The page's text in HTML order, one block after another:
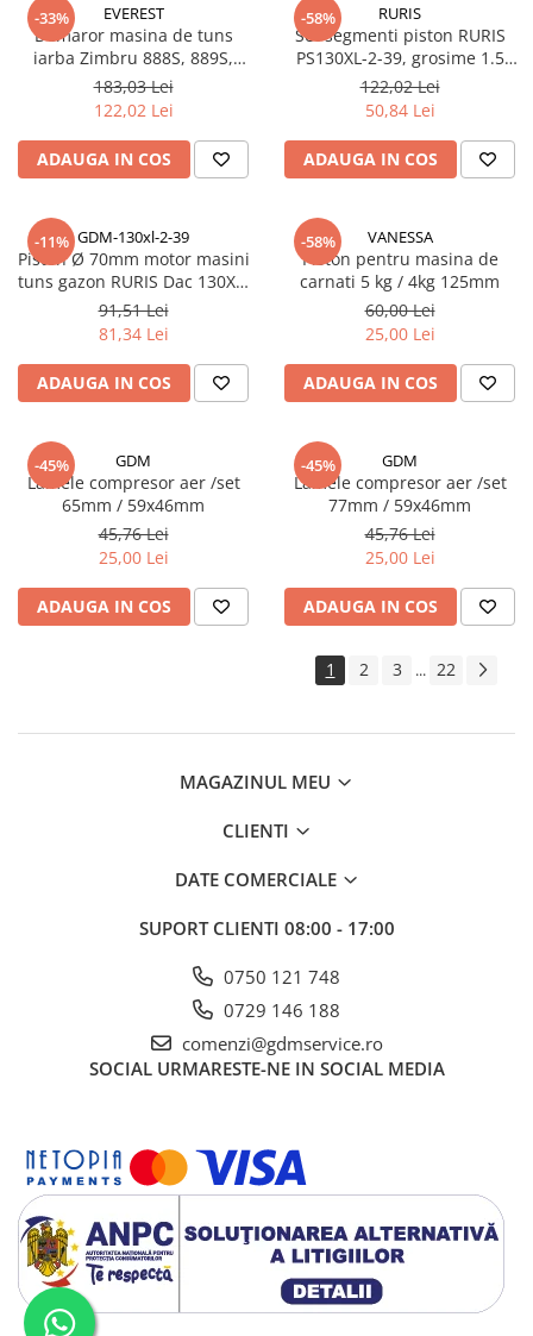
-33% EVEREST
Demaror masina de tuns
iarba Zimbru 888S, 889S,
DAC100XL, Atlet 909
183,03 Lei
122,02 Lei
ADAUGA IN COS
-58% RURIS
Set segmenti piston RURIS
PS130XL-2-39, grosime 1.5
mm, pentru masina de tuns
iarba Ruris DAC 130XL
122,02 Lei
50,84 Lei
ADAUGA IN COS
-11% GDM-130xl-2-39
Piston Ø 70mm motor masini
tuns gazon RURIS Dac 130XL,
Dac 9700S
91,51 Lei
81,34 Lei
ADAUGA IN COS
-58% VANESSA
Piston pentru masina de
carnati 5 kg / 4kg 125mm
60,00 Lei
25,00 Lei
ADAUGA IN COS
-45% GDM
Lamele compresor aer /set
65mm / 59x46mm
45,76 Lei
25,00 Lei
ADAUGA IN COS
-45% GDM
Lamele compresor aer /set
77mm / 59x46mm
45,76 Lei
25,00 Lei
ADAUGA IN COS
1 2 3 ... 22
MAGAZINUL MEU
CLIENTI
DATE COMERCIALE
SUPORT CLIENTI 08:00 - 17:00
0750 121 748
0729 146 188
comenzi@gdmservice.ro
SOCIAL URMARESTE-NE IN SOCIAL MEDIA